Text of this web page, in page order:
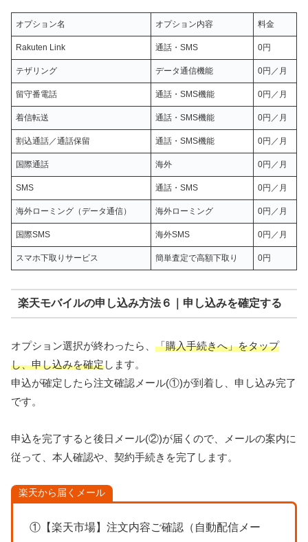
オプション名 オプション内容 料金
Rakuten Link 通話・SMS 0円
テザリング データ通信機能 0円／月
留守番電話 通話・SMS機能 0円／月
着信転送 通話・SMS機能 0円／月
割込通話／通話保留 通話・SMS機能 0円／月
国際通話 海外 0円／月
SMS 通話・SMS 0円／月
海外ローミング（データ通信） 海外ローミング 0円／月
国際SMS 海外SMS 0円／月
スマホ下取りサービス 簡単査定で高額下取り 0円
楽天モバイルの申し込み方法６｜申し込みを確定する
オプション選択が終わったら、 「購入手続きへ」をタップ
し、申し込みを確定します。
申込が確定したら注文確認メール(①)が到着し、申し込み完了
です。
申込を完了すると後日メール(②)が届くので、メールの案内に
従って、本人確認や、契約手続きを完了します。
楽天から届くメール
①【楽天市場】注文内容ご確認（自動配信メー